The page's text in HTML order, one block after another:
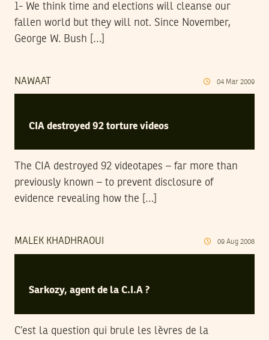
1- We think time and elections will cleanse our
fallen world but they will not. Since November,
George W. Bush […]
NAWAAT 04 Mar 2009
CIA destroyed 92 torture videos
The CIA destroyed 92 videotapes – far more than
previously known – to prevent disclosure of
evidence revealing how the […]
MALEK KHADHRAOUI 09 Aug 2008
Sarkozy, agent de la C.I.A ?
C’est la question qui brule les lèvres de la